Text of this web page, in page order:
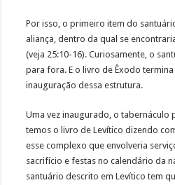
Por isso, o primeiro item do
aliança, dentro da qual se
(veja 25:10-16). Curiosamente, o
para fora. E o livro de Êxodo
inauguração dessa estrutura.
Uma vez inaugurado, o tabernáculo
temos o livro de Levítico dizendo
esse complexo que envolveria
sacrifício e festas no calendário da
santuário descrito em Levítico tem